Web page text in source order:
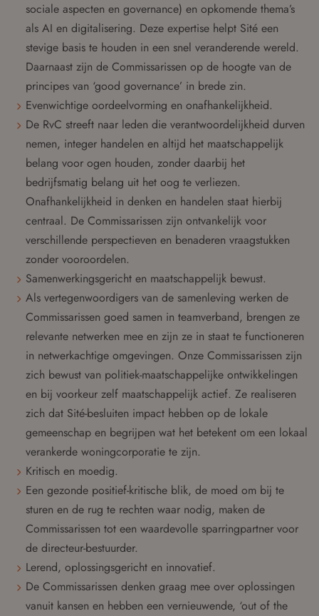
sociale aspecten en governance) en opkomende thema’s
als AI en digitalisering. Deze expertise helpt Sité een
stevige basis te houden in een snel veranderende wereld.
Daarnaast zijn de Commissarissen op de hoogte van de
principes van ‘good governance’ in brede zin.
Evenwichtige oordeelvorming en onafhankelijkheid.
De RvC streeft naar leden die verantwoordelijkheid durven
nemen, integer handelen en altijd het maatschappelijk
belang voor ogen houden, zonder daarbij het
bedrijfsmatig belang uit het oog te verliezen.
Onafhankelijkheid in denken en handelen staat hierbij
centraal. De Commissarissen zijn ontvankelijk voor
verschillende perspectieven en benaderen vraagstukken
zonder vooroordelen.
Samenwerkingsgericht en maatschappelijk bewust.
Als vertegenwoordigers van de samenleving werken de
Commissarissen goed samen in teamverband, brengen ze
relevante netwerken mee en zijn ze in staat te functioneren
in netwerkachtige omgevingen. Onze Commissarissen zijn
zich bewust van politiek-maatschappelijke ontwikkelingen
en bij voorkeur zelf maatschappelijk actief. Ze realiseren
zich dat Sité-besluiten impact hebben op de lokale
gemeenschap en begrijpen wat het betekent om een lokaal
verankerde woningcorporatie te zijn.
Kritisch en moedig.
Een gezonde positief-kritische blik, de moed om bij te
sturen en de rug te rechten waar nodig, maken de
Commissarissen tot een waardevolle sparringpartner voor
de directeur-bestuurder.
Lerend, oplossingsgericht en innovatief.
De Commissarissen denken graag mee over oplossingen
vanuit kansen en hebben een vernieuwende, ‘out of the